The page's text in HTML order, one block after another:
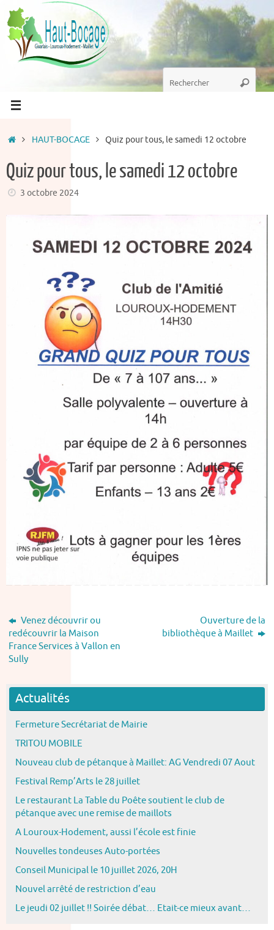
Passer
au
contenu
Recherche
pour
Accueil
HAUT-BOCAGE Quiz pour tous, le samedi 12 octobre
Quiz pour tous, le samedi 12 octobre
3 octobre 2024
Venez découvrir ou
redécouvrir la Maison
France Services à Vallon en
Sully
Ouverture de la
bibliothèque à Maillet
Actualités
Fermeture Secrétariat de Mairie
TRITOU MOBILE
Nouveau club de pétanque à Maillet: AG Vendredi 07 Aout
Festival Remp’Arts le 28 juillet
Le restaurant La Table du Poête soutient le club de
pétanque avec une remise de maillots
A Louroux-Hodement, aussi l’école est finie
Nouvelles tondeuses Auto-portées
Conseil Municipal le 10 juillet 2026, 20H
Nouvel arrêté de restriction d’eau
Le jeudi 02 juillet !! Soirée débat… Etait-ce mieux avant…